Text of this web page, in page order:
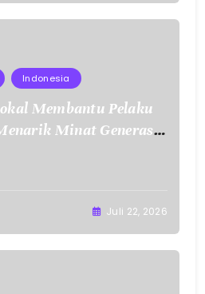
Indonesia
Membantu Pelaku
Minat Generasi
Juli 22, 2026